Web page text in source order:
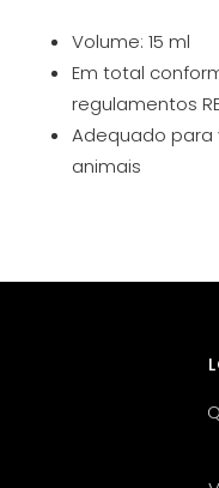
Volume: 15 ml
Em total
regulamentos
Adequado
animais